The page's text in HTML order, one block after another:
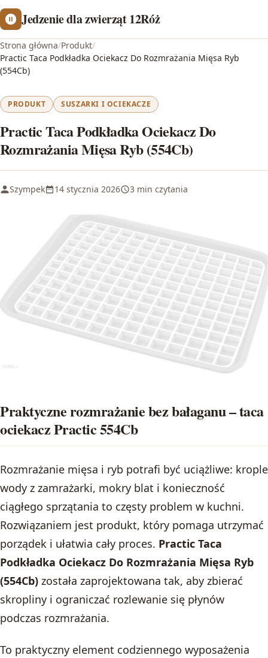
Jedzenie dla zwierząt 12Róż
Strona główna/Produkt/
Practic Taca Podkładka Ociekacz Do Rozmrażania Mięsa Ryb
(554Cb)
PRODUKT SUSZARKI I OCIEKACZE
Practic Taca Podkładka Ociekacz Do
Rozmrażania Mięsa Ryb (554Cb)
Szympek 14 stycznia 2026 3 min czytania
Praktyczne rozmrażanie bez bałaganu – taca
ociekacz Practic 554Cb
Rozmrażanie mięsa i ryb potrafi być uciążliwe: krople
wody z zamrażarki, mokry blat i konieczność
ciągłego sprzątania to częsty problem w kuchni.
Rozwiązaniem jest produkt, który pomaga utrzymać
porządek i ułatwia cały proces. Practic Taca
Podkładka Ociekacz Do Rozmrażania Mięsa Ryb
(554Cb) została zaprojektowana tak, aby zbierać
skropliny i ograniczać rozlewanie się płynów
podczas rozmrażania.
To praktyczny element codziennego wyposażenia